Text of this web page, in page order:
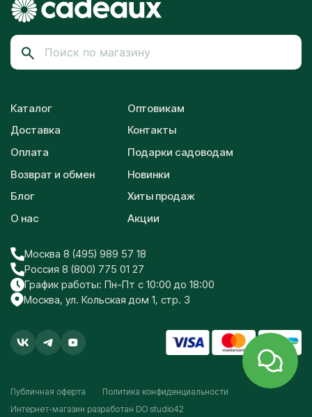
Каталог
Доставка
Оплата
Возврат и обмен
Блог
О нас
Оптовикам
Контакты
Подарки садоводам
Новинки
Хиты продаж
Акции
Москва 8 (495) 989 57 18
Россия 8 (800) 775 01 27
График работы: Пн-Пт с 10:00 до 18:00
Москва, ул. Кольская дом 1, стр. 3
Публичная оферта
Политика конфиденциальности
Интернет-магазин разработан DO studio42